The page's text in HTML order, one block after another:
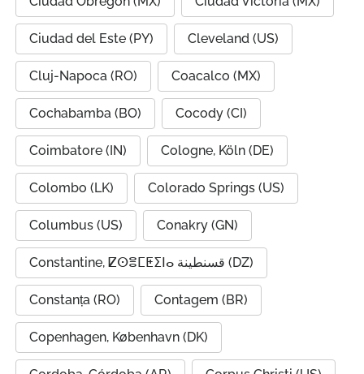
Ciudad del Este (PY) Cleveland (US)
Cluj-Napoca (RO) Coacalco (MX)
Cochabamba (BO) Cocody (CI)
Coimbatore (IN) Cologne, Köln (DE)
Colombo (LK) Colorado Springs (US)
Columbus (US) Conakry (GN)
Constantine, ⵇⵙⴻⵎⵟⵉⵏⴰ قسنطينة (DZ)
Constanța (RO) Contagem (BR)
Copenhagen, København (DK)